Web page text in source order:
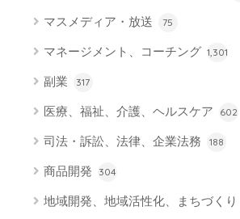
マスメディア・放送 75
マネージメント、コーチング 1,301
副業 317
医療、福祉、介護、ヘルスケア 602
司法・訴訟、法律、企業法務 188
商品開発 304
地域開発、地域活性化、まちづくり